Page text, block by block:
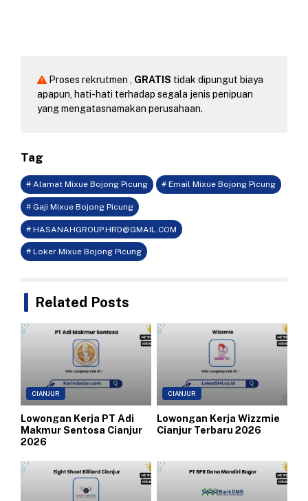
Proses rekrutmen , GRATIS tidak dipungut biaya
apapun, hati-hati terhadap segala jenis penipuan
yang mengatasnamakan perusahaan.
Tag
# Alamat Mixue Bojong Picung # Email Mixue Bojong Picung
# Gaji Mixue Bojong Picung
# HASANAHGROUP.HRD@GMAIL.COM
# Loker Mixue Bojong Picung
Related Posts
CIANJUR
Lowongan Kerja PT Adi
Makmur Sentosa Cianjur
2026
CIANJUR
Lowongan Kerja Wizzmie
Cianjur Terbaru 2026